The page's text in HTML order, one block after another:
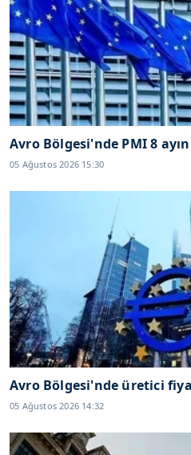
Avro Bölgesi'nde PMI 8
05 Ağustos 2026 15:30
Avro Bölgesi'nde üretici
05 Ağustos 2026 14:32